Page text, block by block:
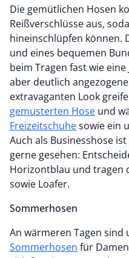
Die gemütlichen Hosen
Reißverschlüsse aus,
hineinschlüpfen können.
und eines bequemen
beim Tragen fast wie
aber deutlich
extravaganten Look
gemusterten Hose und
Freizeitschuhesowie ein
Auch als Businesshose
gerne gesehen:
Horizontblau und tragen
sowie Loafer.
Sommerhosen
An wärmeren Tagen
Sommerhosen